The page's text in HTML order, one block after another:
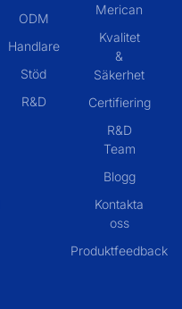
ODM
Handlare
Stöd
R&D
Merican
Kvalitet
&
Säkerhet
Certifiering
R&D
Team
Blogg
Kontakta
oss
Produktfeedback